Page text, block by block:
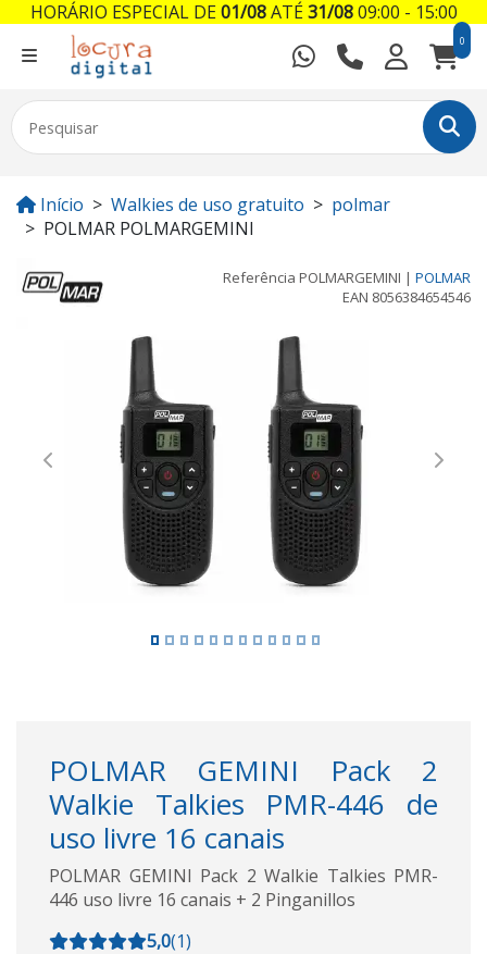
0
Início Walkies de uso gratuito
polmar
POLMAR POLMARGEMINI
Referência POLMARGEMINI | POLMAR
EAN 8056384654546
Previous Next
POLMAR GEMINI Pack 2
Walkie Talkies PMR-446 de
uso livre 16 canais
POLMAR GEMINI Pack 2 Walkie Talkies PMR-
446 uso livre 16 canais + 2 Pinganillos
5,0(1)
HORÁRIO ESPECIAL DE01/08ATÉ31/0809:00 - 15:00